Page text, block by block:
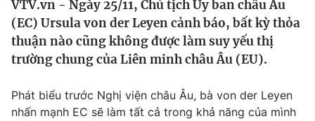
Tin tức
Thế giới đó đây
Câu chuyện quốc tế
Kinh tế
Tài chính
Góc doanh nghiệp
Dữ liệu và đời sống
Truyền hình
VTV.vn - Ngày 25/11, Chủ tịch Ủy ban châu Âu
(EC) Ursula von der Leyen cảnh báo, bất kỳ thỏa
thuận nào cũng không được làm suy yếu thị
trường chung của Liên minh châu Âu (EU).
Phát biểu trước Nghị viện châu Âu, bà von der Leyen
nhấn mạnh EC sẽ làm tất cả trong khả năng của mình